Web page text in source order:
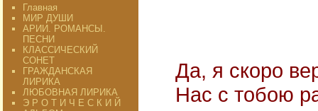
Главная
МИР ДУШИ
АРИИ. РОМАНСЫ.
ПЕСНИ
КЛАССИЧЕСКИЙ
СОНЕТ
ГРАЖДАНСКАЯ
ЛИРИКА
ЛЮБОВНАЯ ЛИРИКА
Э Р О Т И Ч Е С К И Й
Да, я скоро
Нас с тобою